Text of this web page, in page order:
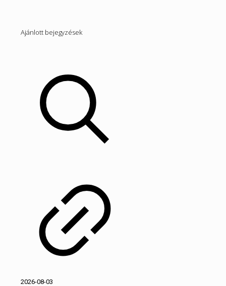
Ajánlott bejegyzések
2026-08-03